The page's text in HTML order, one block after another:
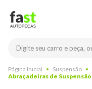
Página Inicial Suspensão
Abraçadeiras de Suspensão